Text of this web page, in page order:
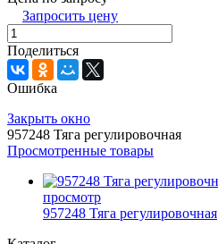
Запросить цену
Поделиться
Ошибка
Закрыть окно
957248 Тяга регулировочная
Просмотренные товары
просмотр
957248 Тяга регулировочная